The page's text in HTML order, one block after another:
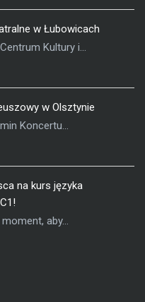
w Łubowicach
Kultury i...
w Olsztynie
Koncertu...
na kurs języka
aby...